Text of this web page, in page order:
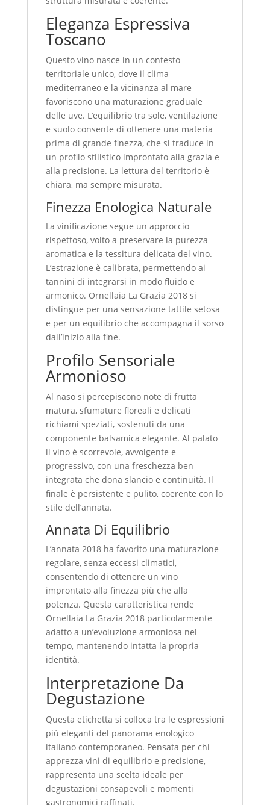
Eleganza Espressiva
Toscano
Questo vino nasce in un contesto
territoriale unico, dove il clima
mediterraneo e la vicinanza al mare
favoriscono una maturazione graduale
delle uve. L’equilibrio tra sole, ventilazione
e suolo consente di ottenere una materia
prima di grande finezza, che si traduce in
un profilo stilistico improntato alla grazia e
alla precisione. La lettura del territorio è
chiara, ma sempre misurata.
Finezza Enologica Naturale
La vinificazione segue un approccio
rispettoso, volto a preservare la purezza
aromatica e la tessitura delicata del vino.
L’estrazione è calibrata, permettendo ai
tannini di integrarsi in modo fluido e
armonico. Ornellaia La Grazia 2018 si
distingue per una sensazione tattile setosa
e per un equilibrio che accompagna il sorso
dall’inizio alla fine.
Profilo Sensoriale
Armonioso
Al naso si percepiscono note di frutta
matura, sfumature floreali e delicati
richiami speziati, sostenuti da una
componente balsamica elegante. Al palato
il vino è scorrevole, avvolgente e
progressivo, con una freschezza ben
integrata che dona slancio e continuità. Il
finale è persistente e pulito, coerente con lo
stile dell’annata.
Annata Di Equilibrio
L’annata 2018 ha favorito una maturazione
regolare, senza eccessi climatici,
consentendo di ottenere un vino
improntato alla finezza più che alla
potenza. Questa caratteristica rende
Ornellaia La Grazia 2018 particolarmente
adatto a un’evoluzione armoniosa nel
tempo, mantenendo intatta la propria
identità.
Interpretazione Da
Degustazione
Questa etichetta si colloca tra le espressioni
più eleganti del panorama enologico
italiano contemporaneo. Pensata per chi
apprezza vini di equilibrio e precisione,
rappresenta una scelta ideale per
degustazioni consapevoli e momenti
gastronomici raffinati.